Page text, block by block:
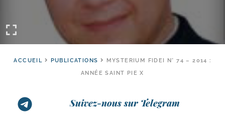
ACCUEIL PUBLICATIONS
MYSTERIUM FIDEI N° 74 – 2014 :
ANNÉE SAINT PIE X
Suivez-nous sur Telegram